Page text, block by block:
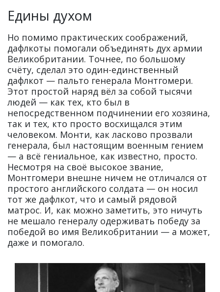
Едины духом
Но помимо практических соображений,
дафлкоты помогали объединять дух армии
Великобритании. Точнее, по большому
счёту, сделал это один-единственный
дафлкот — пальто генерала Монтгомери.
Этот простой наряд вёл за собой тысячи
людей — как тех, кто был в
непосредственном подчинении его хозяина,
так и тех, кто просто восхищался этим
человеком. Монти, как ласково прозвали
генерала, был настоящим военным гением
— а всё гениальное, как известно, просто.
Несмотря на своё высокое звание,
Монтгомери внешне ничем не отличался от
простого английского солдата — он носил
тот же дафлкот, что и самый рядовой
матрос. И, как можно заметить, это ничуть
не мешало генералу одерживать победу за
победой во имя Великобритании — а может,
даже и помогало.